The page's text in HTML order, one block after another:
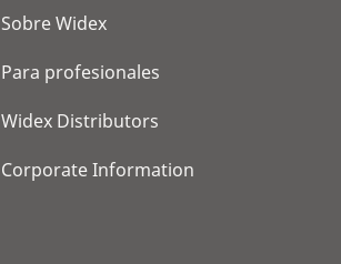
Sobre Widex
Para profesionales
Widex Distributors
Corporate Information